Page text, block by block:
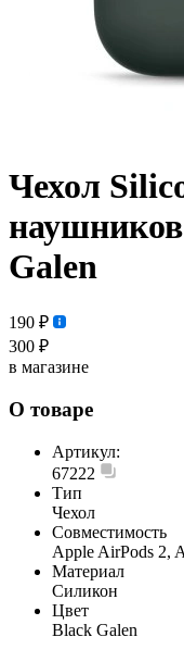
Чехол
Galen
190 ₽
300 ₽
в магазине
О товаре
Артикул:
67222
Тип
Чехол
Совместимость
Apple AirPods 2,
Материал
Силикон
Цвет
Black Galen